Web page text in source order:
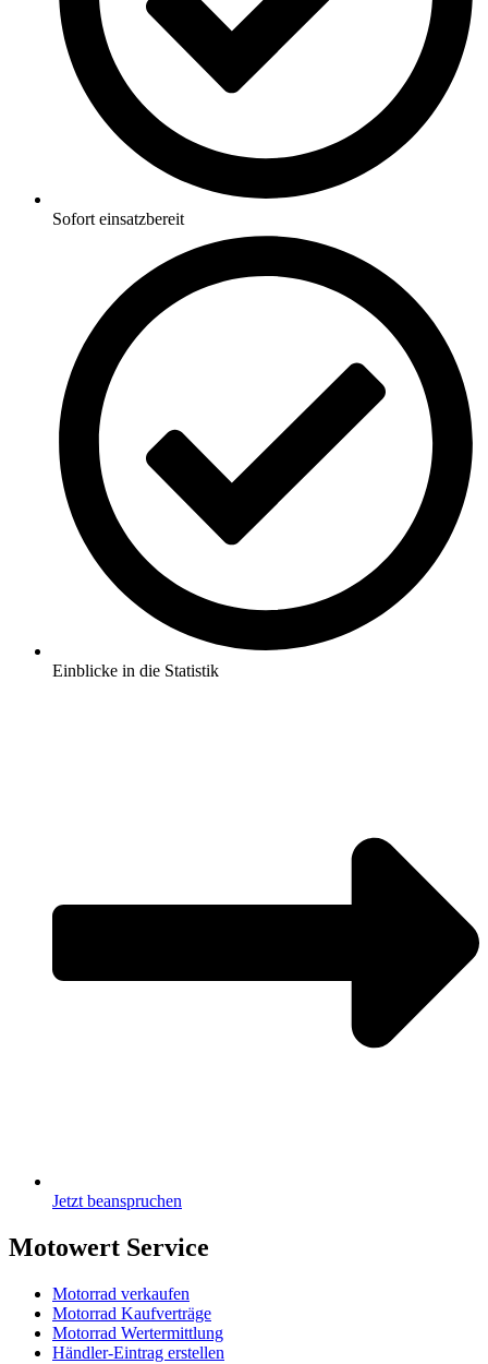
Sofort einsatzbereit
Einblicke in die Statistik
Jetzt beanspruchen
Motowert Service
Motorrad verkaufen
Motorrad Kaufverträge
Motorrad Wertermittlung
Händler-Eintrag erstellen